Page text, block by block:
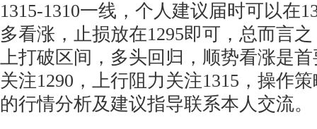
1315-1310一线，个人建议届时可以在
多看涨，止损放在1295即可，总而言
上打破区间，多头回归，顺势看涨是
关注1290，上行阻力关注1315，操作
的行情分析及建议指导联系本人交流。